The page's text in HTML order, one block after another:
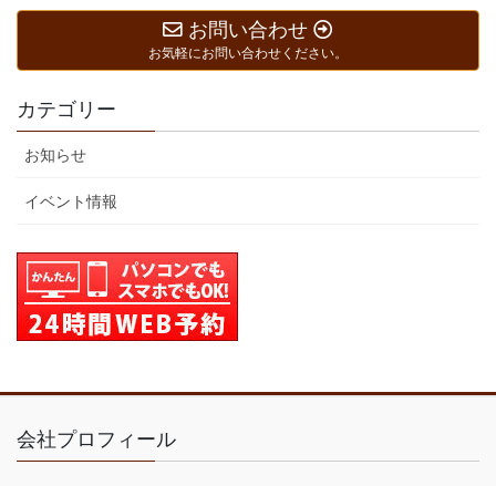
お問い合わせ
お気軽にお問い合わせください。
カテゴリー
お知らせ
イベント情報
会社プロフィール